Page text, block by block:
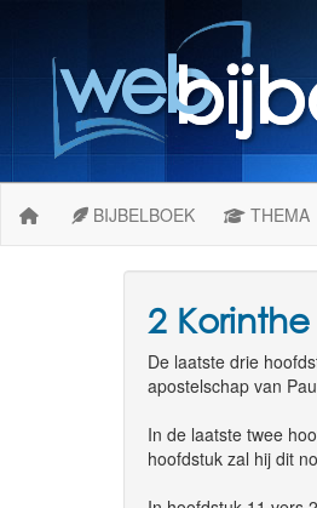
BIJBELBOEK THEMA
2
De laatste drie
apostelschap van
In de laatste twee
hoofdstuk zal hij dit